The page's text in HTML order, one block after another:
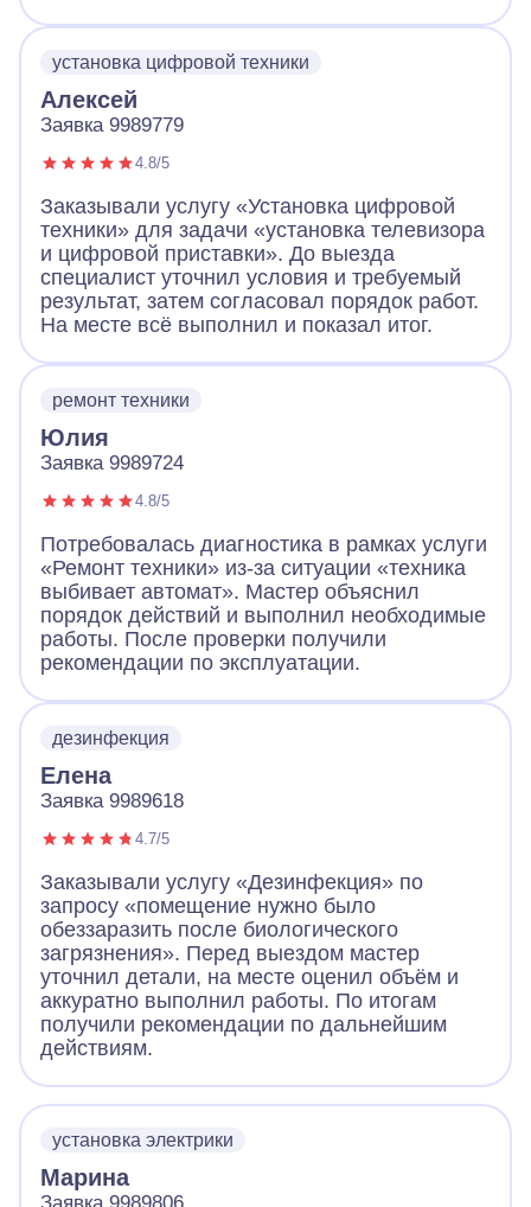
установка цифровой техники
Алексей
Заявка 9989779
4.8/5
Заказывали услугу «Установка цифровой
техники» для задачи «установка телевизора
и цифровой приставки». До выезда
специалист уточнил условия и требуемый
результат, затем согласовал порядок работ.
На месте всё выполнил и показал итог.
ремонт техники
Юлия
Заявка 9989724
4.8/5
Потребовалась диагностика в рамках услуги
«Ремонт техники» из-за ситуации «техника
выбивает автомат». Мастер объяснил
порядок действий и выполнил необходимые
работы. После проверки получили
рекомендации по эксплуатации.
дезинфекция
Елена
Заявка 9989618
4.7/5
Заказывали услугу «Дезинфекция» по
запросу «помещение нужно было
обеззаразить после биологического
загрязнения». Перед выездом мастер
уточнил детали, на месте оценил объём и
аккуратно выполнил работы. По итогам
получили рекомендации по дальнейшим
действиям.
установка электрики
Марина
Заявка 9989806